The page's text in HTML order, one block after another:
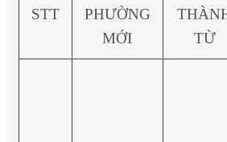
STT
PHƯỜNG
MỚI
TỪ